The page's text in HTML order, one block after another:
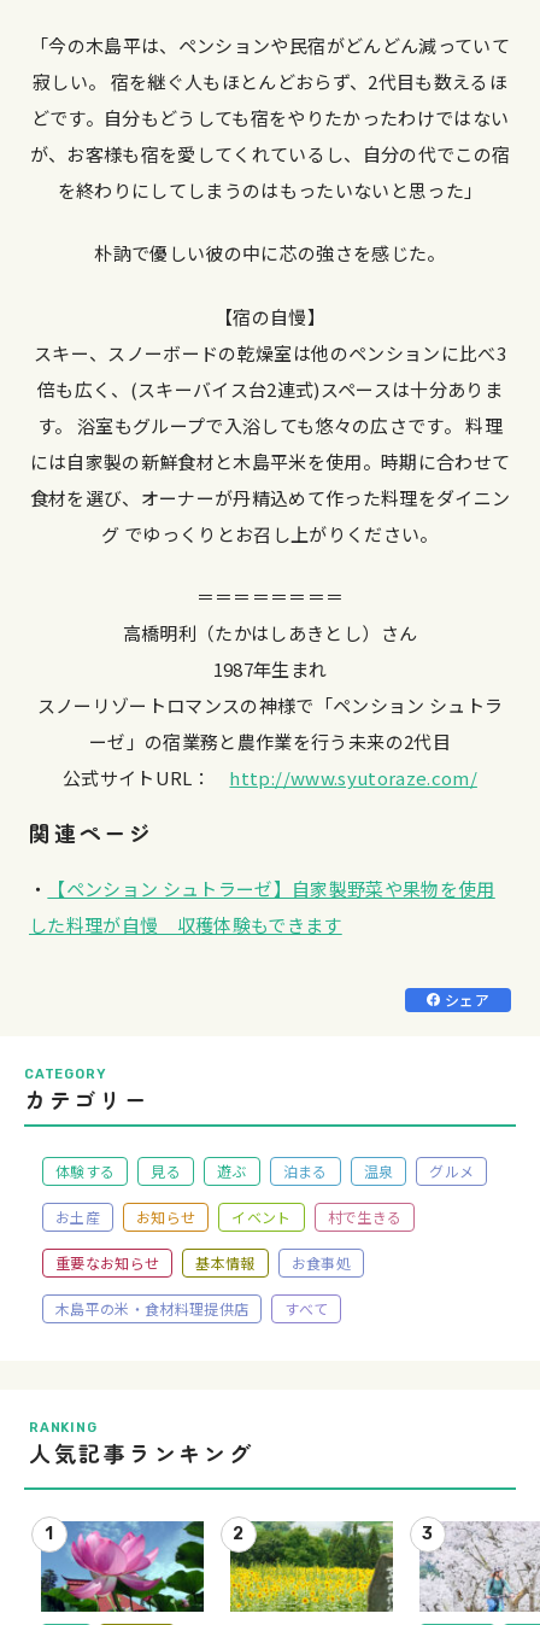
「今の木島平は、ペンションや民宿がどんどん減っていて
寂しい。 宿を継ぐ人もほとんどおらず、2代目も数えるほ
どです。自分もどうしても宿をやりたかったわけではない
が、お客様も宿を愛してくれているし、自分の代でこの宿
を終わりにしてしまうのはもったいないと思った」
朴訥で優しい彼の中に芯の強さを感じた。
【宿の自慢】
スキー、スノーボードの乾燥室は他のペンションに比べ3
倍も広く、(スキーバイス台2連式)スペースは十分ありま
す。 浴室もグループで入浴しても悠々の広さです。 料理
には自家製の新鮮食材と木島平米を使用。時期に合わせて
食材を選び、オーナーが丹精込めて作った料理をダイニン
グ でゆっくりとお召し上がりください。
＝＝＝＝＝＝＝＝
高橋明利（たかはしあきとし）さん
1987年生まれ
スノーリゾートロマンスの神様で「ペンション シュトラ
ーゼ」の宿業務と農作業を行う未来の2代目
公式サイトURL： http://www.syutoraze.com/
関連ページ
・
【ペンション シュトラーゼ】自家製野菜や果物を使用
した料理が自慢 収穫体験もできます
シェア
CATEGORY
カテゴリー
体験する 見る 遊ぶ 泊まる 温泉 グルメ
お土産 お知らせ イベント 村で生きる
重要なお知らせ 基本情報 お食事処
木島平の米・食材料理提供店 すべて
RANKING
人気記事ランキング